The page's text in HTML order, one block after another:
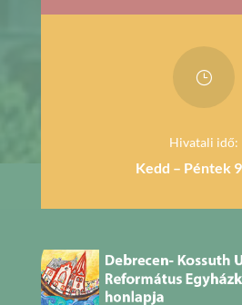
}
Hivatali idő:
Kedd – Péntek